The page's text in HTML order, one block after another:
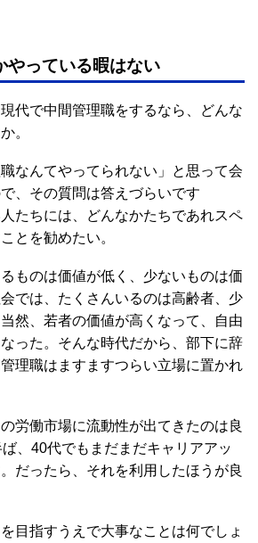
やっている暇はない
代で中間管理職をするなら、どんな
。
職なんてやってられない」と思って会
、その質問は答えづらいです
人たちには、どんなかたちであれスペ
とを勧めたい。
ものは価値が低く、少ないものは価
では、たくさんいるのは高齢者、少
然、若者の価値が高くなって、自由
った。そんな時代だから、部下に辞
理職はますますつらい立場に置かれ
労働市場に流動性が出てきたのは良
、40代でもまだまだキャリアアッ
だったら、それを利用したほうが良
目指すうえで大事なことは何でしょ